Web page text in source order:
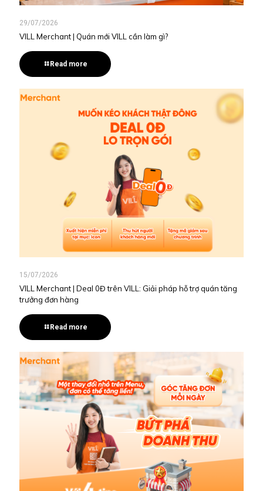
29/07/2026
VILL Merchant | Quán mới VILL cần làm gì?
Read more
15/07/2026
VILL Merchant | Deal 0Đ trên VILL: Giải pháp hỗ trợ quán tăng
trưởng đơn hàng
Read more